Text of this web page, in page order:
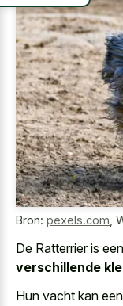
Bron: pexels.com
De Ratterrier is
verschillende
Hun vacht kan